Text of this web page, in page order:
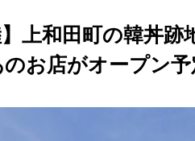
】上和田町の韓丼
お店がオープン予